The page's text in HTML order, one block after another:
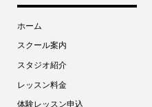
ホーム
スクール案内
スタジオ紹介
レッスン料金
体験レッスン申込